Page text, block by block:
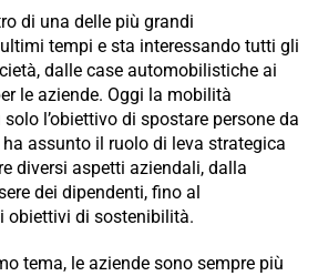
di una delle più grandi
tempi e sta interessando tutti gli
dalle case automobilistiche ai
le aziende. Oggi la mobilità
l’obiettivo di spostare persone da
assunto il ruolo di leva strategica
diversi aspetti aziendali, dalla
dei dipendenti, fino al
obiettivi di sostenibilità.
tema, le aziende sono sempre più